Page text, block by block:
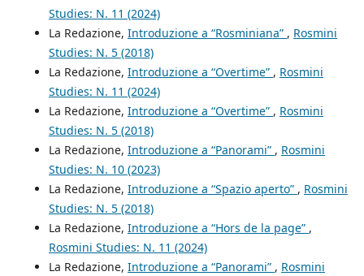
Studies: N. 11 (2024)
La Redazione, Introduzione a “Rosminiana” , Rosmini
Studies: N. 5 (2018)
La Redazione, Introduzione a “Overtime” , Rosmini
Studies: N. 11 (2024)
La Redazione, Introduzione a “Overtime” , Rosmini
Studies: N. 5 (2018)
La Redazione, Introduzione a “Panorami” , Rosmini
Studies: N. 10 (2023)
La Redazione, Introduzione a “Spazio aperto” , Rosmini
Studies: N. 5 (2018)
La Redazione, Introduzione a “Hors de la page” ,
Rosmini Studies: N. 11 (2024)
La Redazione, Introduzione a “Panorami” , Rosmini